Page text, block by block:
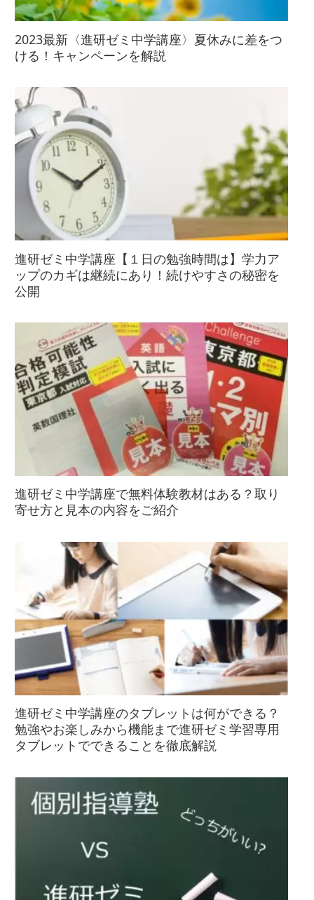
2023最新〈進研ゼミ中学講座〉夏休みに差をつ
ける！キャンペーンを解説
進研ゼミ中学講座【１日の勉強時間は】学力ア
ップのカギは継続にあり！続けやすさの秘密を
公開
進研ゼミ中学講座で無料体験教材はある？取り
寄せ方と見本の内容をご紹介
進研ゼミ中学講座のタブレットは何ができる？
勉強やお楽しみから機能まで進研ゼミ学習専用
タブレットでできることを徹底解説